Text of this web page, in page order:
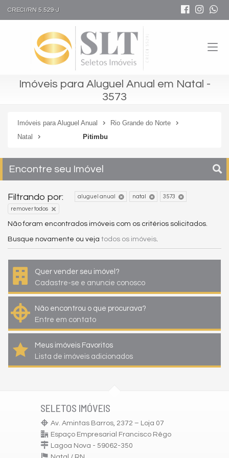
CRECI/RN 5.529-J
Imóveis para Aluguel Anual em Natal -
3573
Imóveis para Aluguel Anual
Rio Grande do Norte
Natal
Pitimbu
Encontre seu Imóvel
Filtrando por: aluguel anual natal 3573
remover todos
Não foram encontrados imóveis com os critérios solicitados.
Busque novamente ou veja todos os imóveis.
Quer vender seu imóvel?
Cadastre-se e anuncie conosco
Não encontrou o que procurava?
Entre em contato
Meus imóveis Favoritos
Lista de imóveis adicionados
SELETOS IMÓVEIS
Av. Amintas Barros, 2372 – Loja 07
Espaço Empresarial Francisco Rêgo
Lagoa Nova - 59062-350